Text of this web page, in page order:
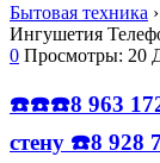
Бытовая техника ›
Ингушетия
0 Просмотры: 20
☎️☎️☎️8 963 172
стену ☎️8 928